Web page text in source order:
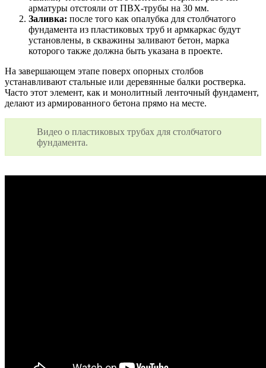
арматуры отстояли от ПВХ-трубы на 30 мм.
Заливка: после того как опалубка для столбчатого
фундамента из пластиковых труб и армкаркас будут
установлены, в скважины заливают бетон, марка
которого также должна быть указана в проекте.
На завершающем этапе поверх опорных столбов
устанавливают стальные или деревянные балки ростверка.
Часто этот элемент, как и монолитный ленточный фундамент,
делают из армированного бетона прямо на месте.
Видео о пластиковых трубах для столбчатого
фундамента.